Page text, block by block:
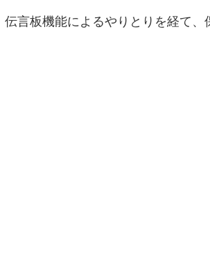
言板機能によるやりとりを経て、